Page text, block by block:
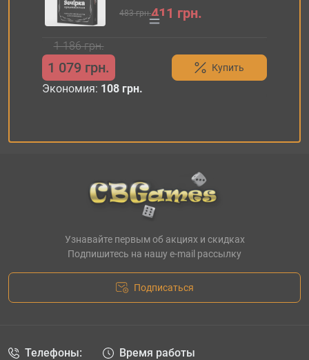
483 грн.411 грн.
1 186 грн.
1 079 грн.
Экономия: 108 грн.
Купить
Узнавайте первым об акциях и скидках
Подпишитесь на нашу e-mail рассылку
Подписаться
Телефоны: Время работы